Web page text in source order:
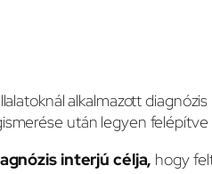
alkalmazott
után legyen felépítve
interjú célja, hogy